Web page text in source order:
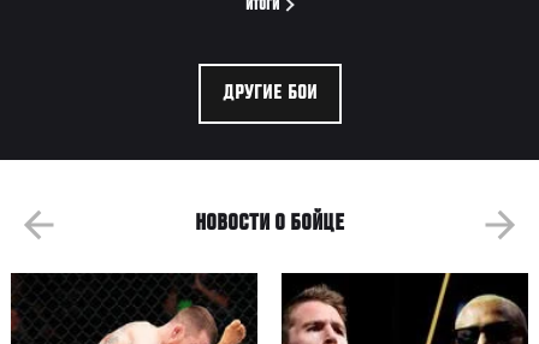
ИТОГИ
ДРУГИЕ БОИ
НОВОСТИ О БОЙЦЕ